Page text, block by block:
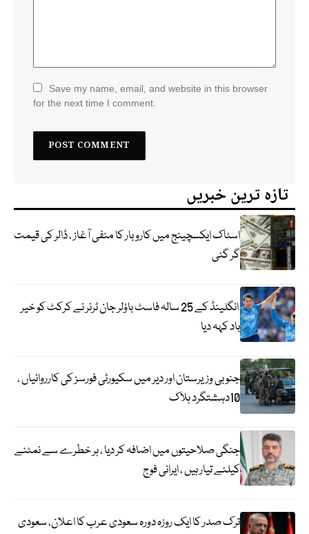
Save my name, email, and website in this browser
for the next time I comment.
تازہ ترین خبریں
اسٹاک ایکسچینج میں کاروبار کا منفی آغاز ، ڈالر کی قیمت
گر گئی
انگلینڈ کے 25 سالہ فاسٹ باؤلر جان ٹرنر نے کرکٹ کو خیر
باد کہہ دیا
جنوبی وزیرستان اور دیر میں سکیورٹی فورسز کی کارروائیاں ،
10دہشتگرد ہلاک
جنگی صلاحیتوں میں اضافہ کر دیا ، ہر خطرے سے نمٹنے
کیلئے تیار ہیں ، ایرانی فوج
ترک صدر کا ایک روزہ دورہ سعودی عرب کا اعلان، سعودی